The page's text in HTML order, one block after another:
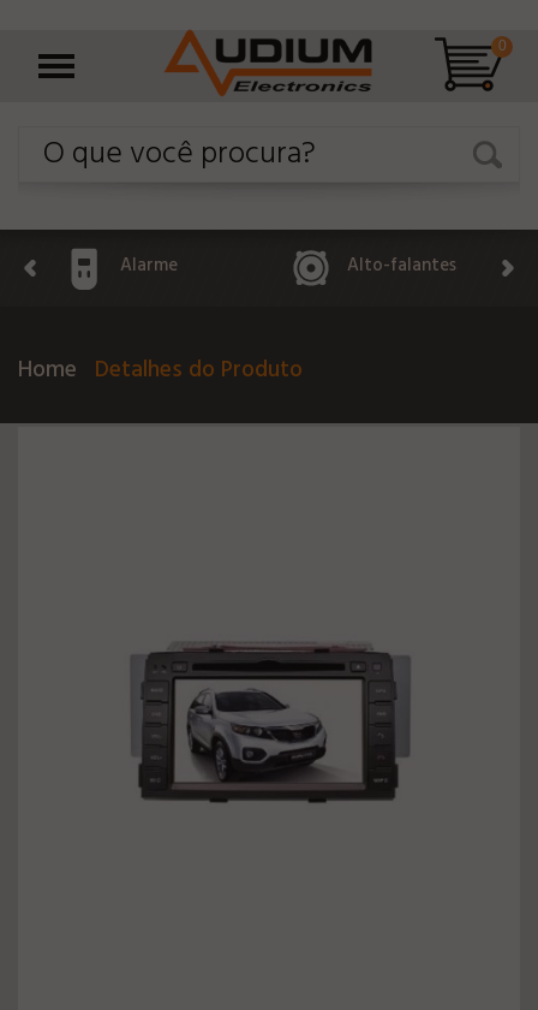
0
Alarme Alto-falantes
Home Detalhes do Produto